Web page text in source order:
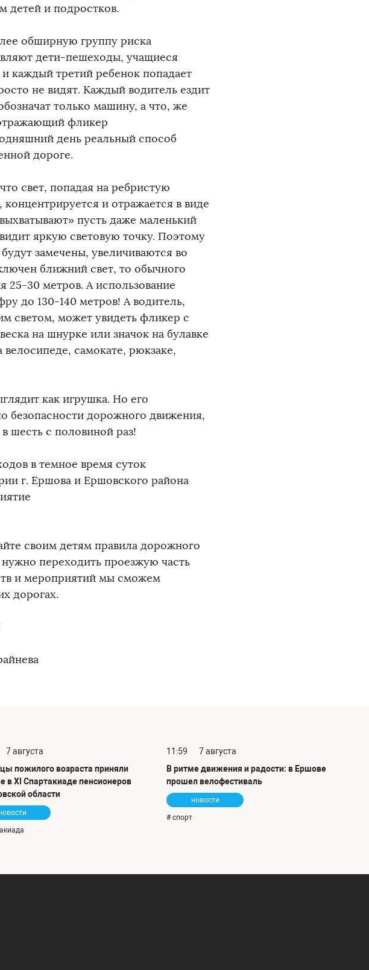
детей и подростков.
обширную группу риска
дети-пешеходы, учащиеся
каждый третий ребенок попадает
не видят. Каждый водитель ездит
только машину, а что, же
фликер
день реальный способ
дороге.
свет, попадая на ребристую
и отражается в виде
пусть даже маленький
яркую световую точку. Поэтому
замечены, увеличиваются во
ближний свет, то обычного
25-30 метров. А использование
до 130-140 метров! А водитель,
светом, может увидеть фликер с
на шнурке или значок на булавке
самокате, рюкзаке,
как игрушка. Но его
безопасности дорожного движения,
шесть с половиной раз!
в темное время суток
г. Ершова и Ершовского района
своим детям правила дорожного
переходить проезжую часть
и мероприятий мы сможем
дорогах.
7 августа
пожилого возраста приняли
в XI Спартакиаде пенсионеров
области
11:59
7 августа
В ритме движения и радости: в Ершове
прошел велофестиваль
новости
# спорт